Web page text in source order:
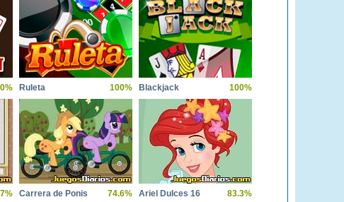
Ruleta 100% Blackjack 100%
Carrera de Ponis 74.6% Ariel Dulces 16 83.3%